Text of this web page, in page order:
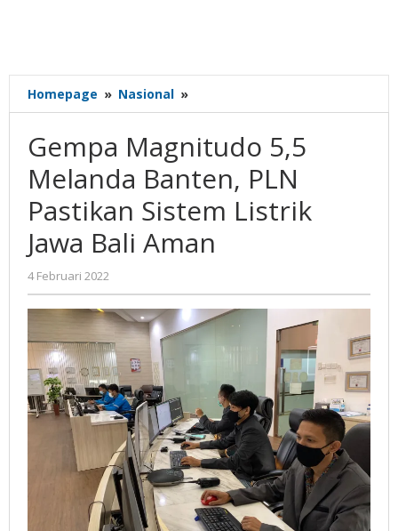
Homepage » Nasional »
Magnitudo
Melanda
Banten,
PLN
Pastikan
Sistem
Listrik
Aman
Gempa Magnitudo 5,5
Melanda Banten, PLN
Pastikan Sistem Listrik
Jawa Bali Aman
4 Februari 2022
Gatot
Susanto